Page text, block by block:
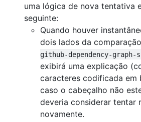
uma lógica de nova tentativa
seguinte:
Quando houver
dois lados da
github-dependency-graph-
exibirá uma explicação
caracteres codificada em
caso o cabeçalho não
deveria considerar tentar
novamente.